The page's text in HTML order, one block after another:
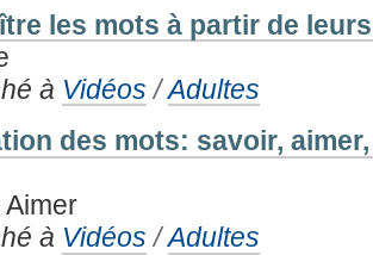
les mots à partir de
à Vidéos /Adultes
des mots: savoir,
à Vidéos /Adultes